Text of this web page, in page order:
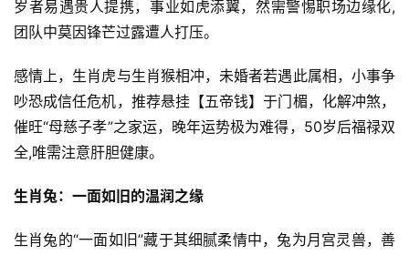
岁者易遇贵人提携，事业如虎添翼，然需警惕职场边缘化,
团队中莫因锋芒过露遭人打压。
感情上，生肖虎与生肖猴相冲，未婚者若遇此属相，小事争
吵恐成信任危机，推荐悬挂【五帝钱】于门楣，化解冲煞，
催旺“母慈子孝”之家运，晚年运势极为难得，50岁后福禄双
全,唯需注意肝胆健康。
生肖兔：一面如旧的温润之缘
生肖兔的“一面如旧”藏于其细腻柔情中，兔为月宫灵兽，善